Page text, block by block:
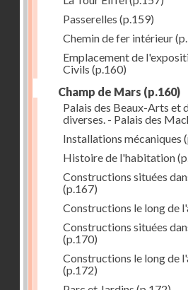
Passerelles (p.159)
Chemin de fer intérieur
Emplacement de
Civils (p.160)
Champ de Mars (p.160)
Palais des Beaux-Arts et
diverses. - Palais des
Installations mécaniques
Histoire de l'habitation
Constructions situées
(p.167)
Constructions le long de
Constructions situées
(p.170)
Constructions le long de
(p.172)